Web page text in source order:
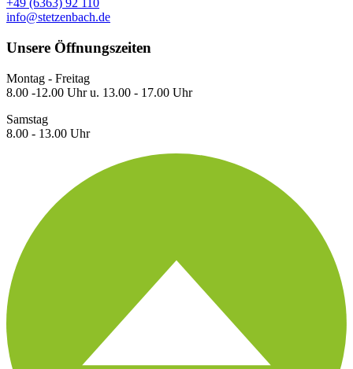
+49 (6363) 92 110
info@stetzenbach.de
Unsere Öffnungszeiten
Montag - Freitag
8.00 -12.00 Uhr u. 13.00 - 17.00 Uhr
Samstag
8.00 - 13.00 Uhr